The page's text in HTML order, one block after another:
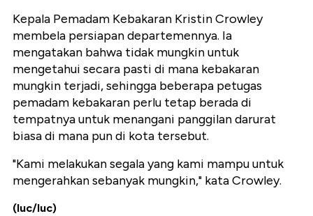
Kepala Pemadam Kebakaran Kristin Crowley
membela persiapan departemennya. Ia
mengatakan bahwa tidak mungkin untuk
mengetahui secara pasti di mana kebakaran
mungkin terjadi, sehingga beberapa petugas
pemadam kebakaran perlu tetap berada di
tempatnya untuk menangani panggilan darurat
biasa di mana pun di kota tersebut.
"Kami melakukan segala yang kami mampu untuk
mengerahkan sebanyak mungkin," kata Crowley.
(luc/luc)